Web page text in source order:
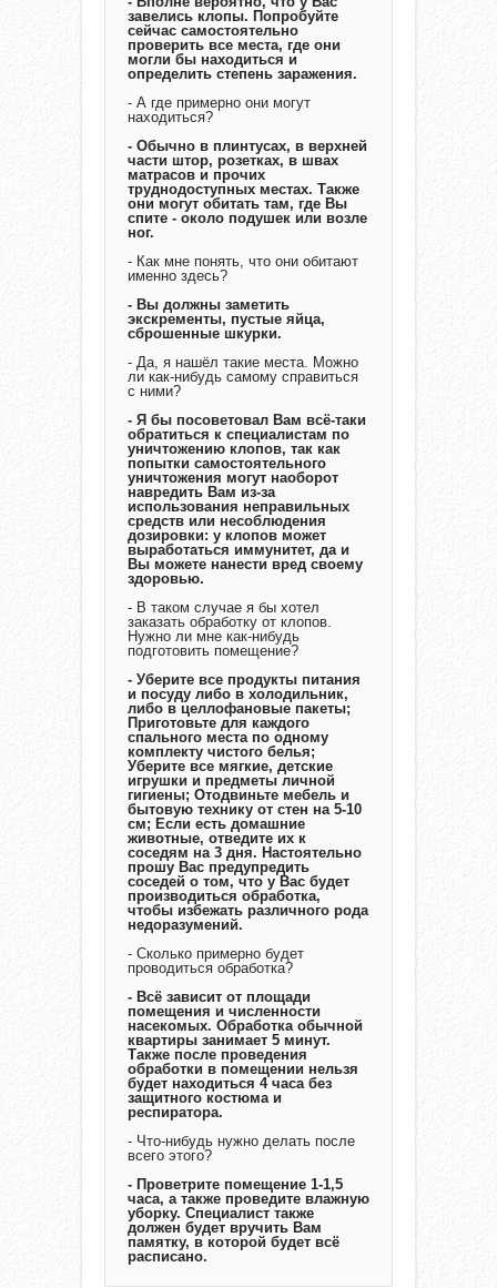
завелись клопы. Попробуйте
сейчас самостоятельно
проверить все места, где они
могли бы находиться и
определить степень заражения.
- А где примерно они могут
находиться?
- Обычно в плинтусах, в верхней
части штор, розетках, в швах
матрасов и прочих
труднодоступных местах. Также
они могут обитать там, где Вы
спите - около подушек или возле
ног.
- Как мне понять, что они обитают
именно здесь?
- Вы должны заметить
экскременты, пустые яйца,
сброшенные шкурки.
- Да, я нашёл такие места. Можно
ли как-нибудь самому справиться
с ними?
- Я бы посоветовал Вам всё-таки
обратиться к специалистам по
уничтожению клопов, так как
попытки самостоятельного
уничтожения могут наоборот
навредить Вам из-за
использования неправильных
средств или несоблюдения
дозировки: у клопов может
выработаться иммунитет, да и
Вы можете нанести вред своему
здоровью.
- В таком случае я бы хотел
заказать обработку от клопов.
Нужно ли мне как-нибудь
подготовить помещение?
- Уберите все продукты питания
и посуду либо в холодильник,
либо в целлофановые пакеты;
Приготовьте для каждого
спального места по одному
комплекту чистого белья;
Уберите все мягкие, детские
игрушки и предметы личной
гигиены; Отодвиньте мебель и
бытовую технику от стен на 5-10
см; Если есть домашние
животные, отведите их к
соседям на 3 дня. Настоятельно
прошу Вас предупредить
соседей о том, что у Вас будет
производиться обработка,
чтобы избежать различного рода
недоразумений.
- Сколько примерно будет
проводиться обработка?
- Всё зависит от площади
помещения и численности
насекомых. Обработка обычной
квартиры занимает 5 минут.
Также после проведения
обработки в помещении нельзя
будет находиться 4 часа без
защитного костюма и
респиратора.
- Что-нибудь нужно делать после
всего этого?
- Проветрите помещение 1-1,5
часа, а также проведите влажную
уборку. Специалист также
должен будет вручить Вам
памятку, в которой будет всё
расписано.